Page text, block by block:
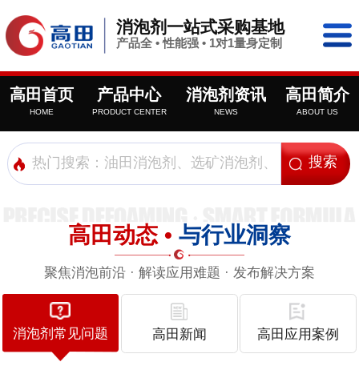
消泡剂一站式采购基地
产品全 • 性能强 • 1对1量身定制
高田首页
HOME
产品中心
PRODUCT CENTER
消泡剂资讯
NEWS
高田简介
ABOUT US
高田动态 • 与行业洞察
聚焦消泡前沿 · 解读应用难题 · 发布解决方案
消泡剂常见问题 高田新闻 高田应用案例